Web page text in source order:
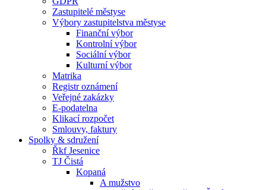
Zastupitelé městyse
Výbory zastupitelstva městyse
Finanční výbor
Kontrolní výbor
Sociální výbor
Kulturní výbor
Matrika
Registr oznámení
Veřejné zakázky
E-podatelna
Klikací rozpočet
Smlouvy, faktury
Spolky & sdružení
Řkf Jesenice
TJ Čistá
Kopaná
A mužstvo